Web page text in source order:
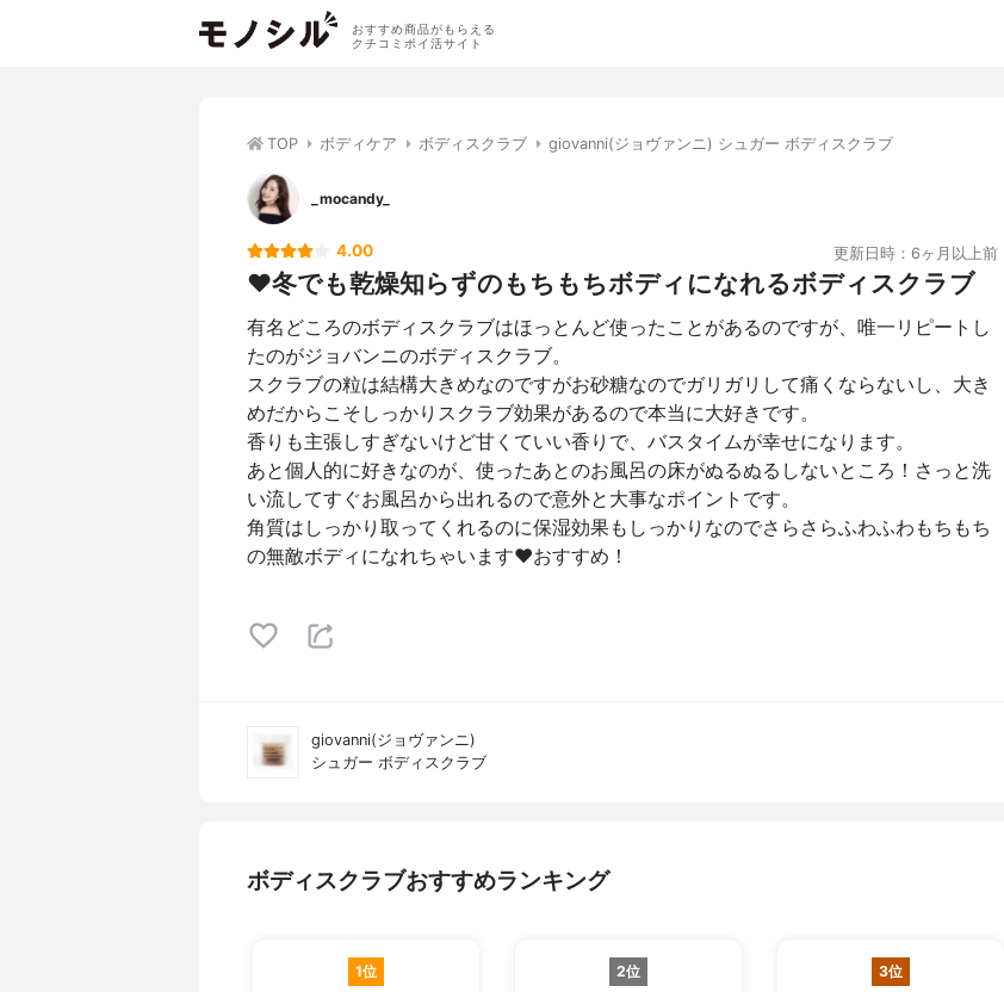
おすすめ商品がもらえる
クチコミポイ活サイト
TOP ボディケア ボディスクラブ giovanni(ジョヴァンニ) シュガー ボディスクラブ
_mocandy_
4.00 更新日時：6ヶ月以上前
♥︎冬でも乾燥知らずのもちもちボディになれるボディスクラブ
有名どころのボディスクラブはほっとんど使ったことがあるのですが、唯一リピートし
たのがジョバンニのボディスクラブ。
スクラブの粒は結構大きめなのですがお砂糖なのでガリガリして痛くならないし、大き
めだからこそしっかりスクラブ効果があるので本当に大好きです。
香りも主張しすぎないけど甘くていい香りで、バスタイムが幸せになります。
あと個人的に好きなのが、使ったあとのお風呂の床がぬるぬるしないところ！さっと洗
い流してすぐお風呂から出れるので意外と大事なポイントです。
角質はしっかり取ってくれるのに保湿効果もしっかりなのでさらさらふわふわもちもち
の無敵ボディになれちゃいます♥︎おすすめ！
giovanni(ジョヴァンニ)
シュガー ボディスクラブ
ボディスクラブおすすめランキング
1位 2位 3位